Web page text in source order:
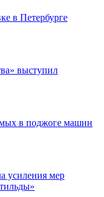
в Петербурге
выступил
в поджоге машин
усиления мер